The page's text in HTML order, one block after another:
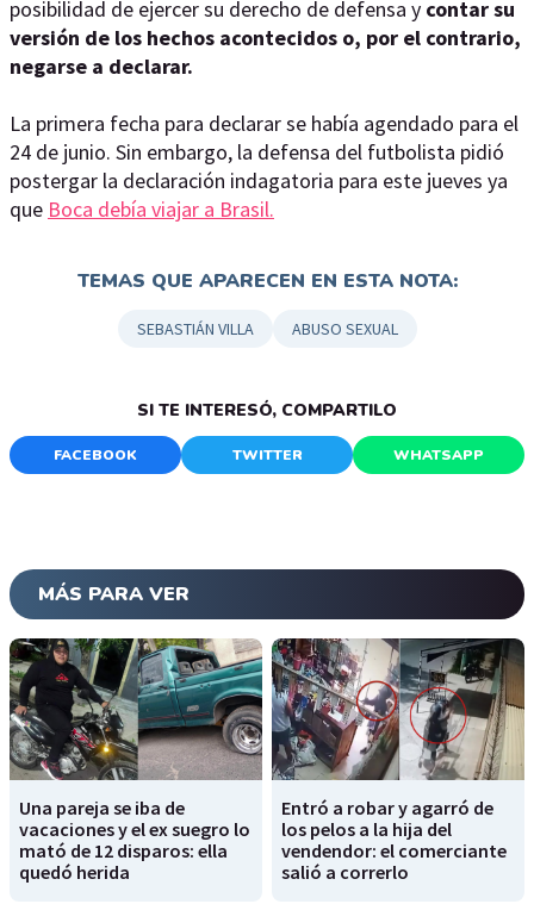
posibilidad de ejercer su derecho de defensa y contar su
versión de los hechos acontecidos o, por el contrario,
negarse a declarar.
La primera fecha para declarar se había agendado para el
24 de junio. Sin embargo, la defensa del futbolista pidió
postergar la declaración indagatoria para este jueves ya
que Boca debía viajar a Brasil.
TEMAS QUE APARECEN EN ESTA NOTA:
SEBASTIÁN VILLA ABUSO SEXUAL
SI TE INTERESÓ, COMPARTILO
FACEBOOK TWITTER WHATSAPP
MÁS PARA VER
Una pareja se iba de
vacaciones y el ex suegro lo
mató de 12 disparos: ella
quedó herida
Entró a robar y agarró de
los pelos a la hija del
vendendor: el comerciante
salió a correrlo